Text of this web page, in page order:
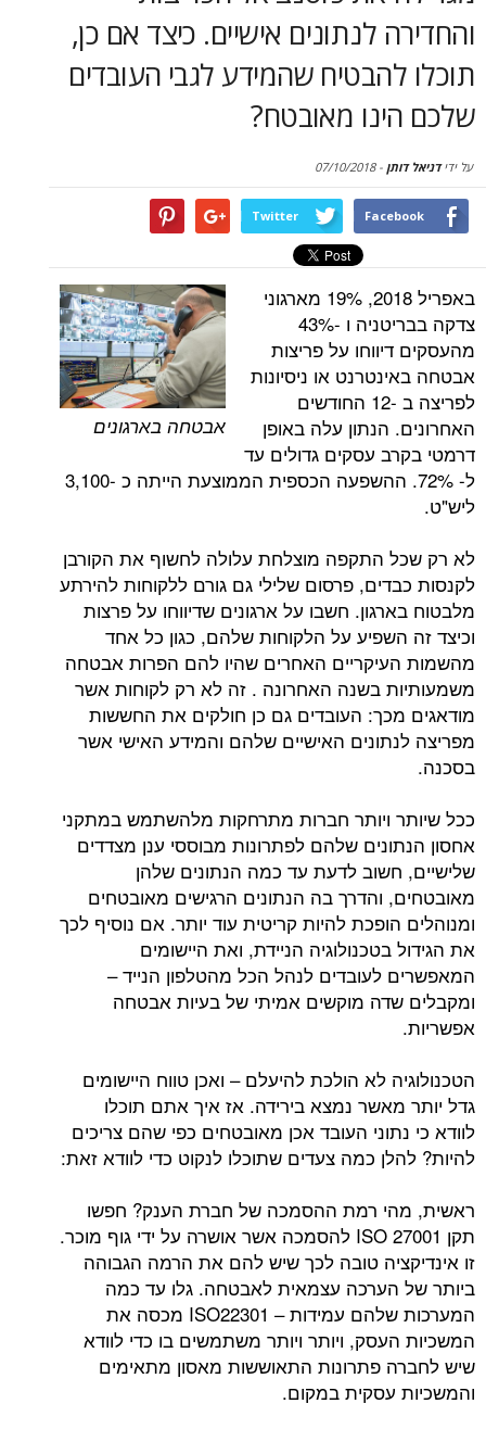
לנתונים אישיים. כיצד אם כן,
שהמידע לגבי העובדים
מאובטח?
-
07/10/2018
Twitter
אבטחה בארגונים
באפריל 2018, 19% מארגוני
צדקה בבריטניה ו -43%
על פריצות
או ניסיונות
לפריצה ב -12 החודשים
הנתון עלה באופן
עסקים גדולים עד
ל- 72%. ההשפעה הכספית הממוצעת הייתה כ -3,100
התקפה מוצלחת עלולה לחשוף את הקורבן
פרסום שלילי גם גורם ללקוחות להירתע
חשבו על ארגונים שדיווחו על פרצות
על הלקוחות שלהם, כגון כל אחד
האחרים שהיו להם הפרות אבטחה
בשנה האחרונה . זה לא רק לקוחות אשר
העובדים גם כן חולקים את החששות
האישיים שלהם והמידע האישי אשר
ויותר חברות מתרחקות מלהשתמש במתקני
שלהם לפתרונות מבוססי ענן מצדדים
לדעת עד כמה הנתונים שלהן
והדרך בה הנתונים הרגישים מאובטחים
להיות קריטית עוד יותר. אם נוסיף לכך
הניידת, ואת היישומים
לנהל הכל מהטלפון הנייד –
מוקשים אמיתי של בעיות אבטחה
לא הולכת להיעלם – ואכן טווח היישומים
נמצא בירידה. אז איך אתם תוכלו
העובד אכן מאובטחים כפי שהם צריכים
כמה צעדים שתוכלו לנקוט כדי לוודא זאת:
רמת ההסמכה של חברת הענק? חפשו
תקן ISO 27001 להסמכה אשר אושרה על ידי גוף מוכר.
טובה לכך שיש להם את הרמה הגבוהה
עצמאית לאבטחה. גלו עד כמה
המערכות שלהם עמידות – ISO22301 מכסה את
ויותר ויותר משתמשים בו כדי לוודא
פתרונות התאוששות מאסון מתאימים
עסקית במקום.